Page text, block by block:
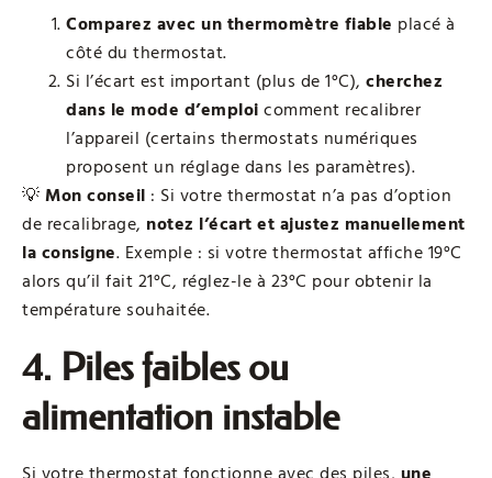
Comparez avec un thermomètre fiable placé à
côté du thermostat.
Si l’écart est important (plus de 1°C), cherchez
dans le mode d’emploi comment recalibrer
l’appareil (certains thermostats numériques
proposent un réglage dans les paramètres).
💡 Mon conseil : Si votre thermostat n’a pas d’option
de recalibrage, notez l’écart et ajustez manuellement
la consigne. Exemple : si votre thermostat affiche 19°C
alors qu’il fait 21°C, réglez-le à 23°C pour obtenir la
température souhaitée.
4. Piles faibles ou
alimentation instable